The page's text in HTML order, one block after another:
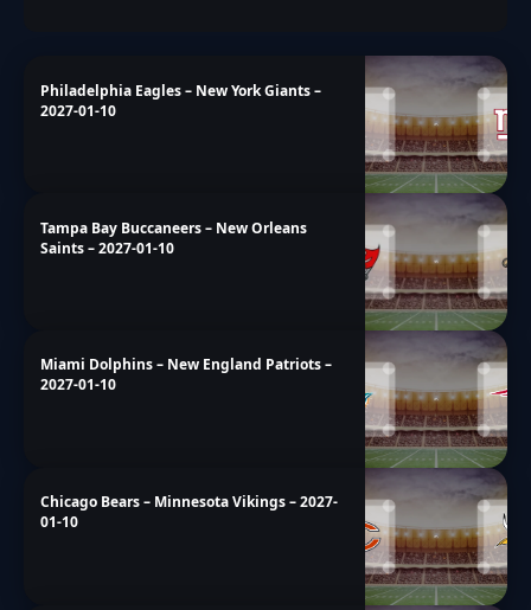
Philadelphia Eagles – New York Giants –
2027-01-10
Tampa Bay Buccaneers – New Orleans
Saints – 2027-01-10
Miami Dolphins – New England Patriots –
2027-01-10
Chicago Bears – Minnesota Vikings – 2027-
01-10